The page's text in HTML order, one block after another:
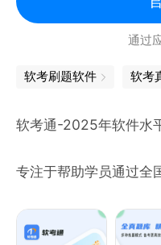
据库系统工程师、信息
工程师、多媒体应用工
系统设计师、信息系统
软考初级：网络管理员
功能介绍：
通过
软考刷题软件 软考
软考通-2025年软件水
专注于帮助学员通过全
次（初级、中级、高级
问题。